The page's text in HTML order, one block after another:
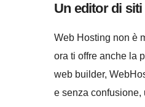
Un editor di
Web Hosting non è
ora ti offre anche la
web builder,
e senza confusione,